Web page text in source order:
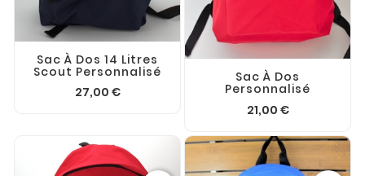
Sac À Dos 14 Litres
Scout Personnalisé
27,00 €
Sac À Dos
Personnalisé
21,00 €